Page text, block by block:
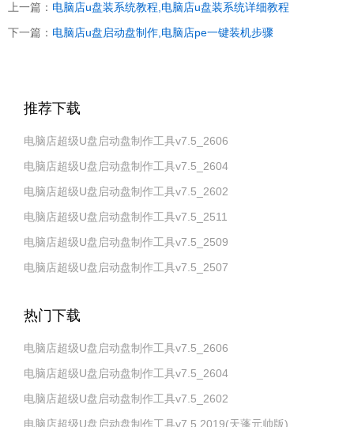
上一篇： 电脑店u盘装系统教程,电脑店u盘装系统详细教程
下一篇： 电脑店u盘启动盘制作,电脑店pe一键装机步骤
推荐下载
电脑店超级U盘启动盘制作工具v7.5_2606
电脑店超级U盘启动盘制作工具v7.5_2604
电脑店超级U盘启动盘制作工具v7.5_2602
电脑店超级U盘启动盘制作工具v7.5_2511
电脑店超级U盘启动盘制作工具v7.5_2509
电脑店超级U盘启动盘制作工具v7.5_2507
热门下载
电脑店超级U盘启动盘制作工具v7.5_2606
电脑店超级U盘启动盘制作工具v7.5_2604
电脑店超级U盘启动盘制作工具v7.5_2602
电脑店超级U盘启动盘制作工具v7.5 2019(天蓬元帅版)